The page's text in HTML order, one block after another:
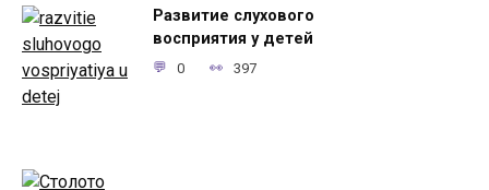
Развитие слухового
восприятия у детей
0 397